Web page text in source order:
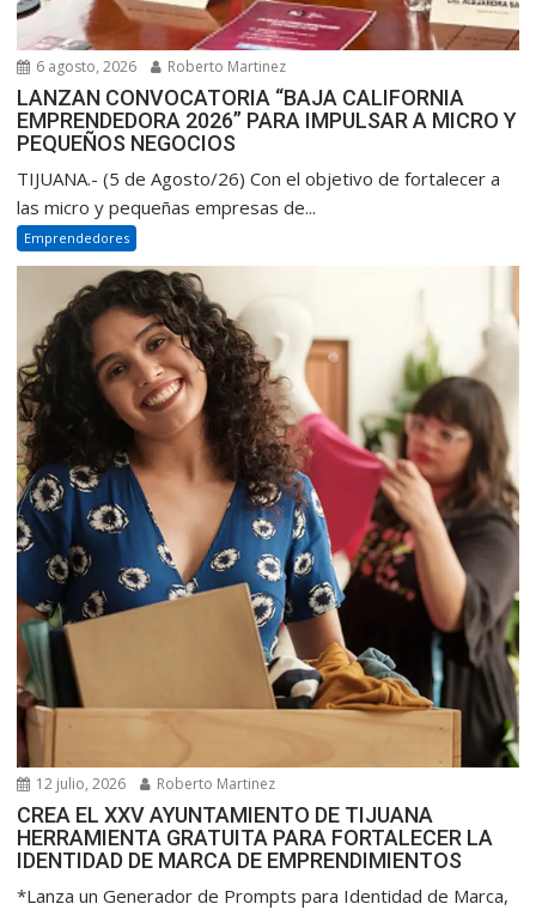
6 agosto, 2026 Roberto Martinez
LANZAN CONVOCATORIA “BAJA CALIFORNIA
EMPRENDEDORA 2026” PARA IMPULSAR A MICRO Y
PEQUEÑOS NEGOCIOS
TIJUANA.- (5 de Agosto/26) Con el objetivo de fortalecer a
las micro y pequeñas empresas de...
Emprendedores
12 julio, 2026 Roberto Martinez
CREA EL XXV AYUNTAMIENTO DE TIJUANA
HERRAMIENTA GRATUITA PARA FORTALECER LA
IDENTIDAD DE MARCA DE EMPRENDIMIENTOS
*Lanza un Generador de Prompts para Identidad de Marca,